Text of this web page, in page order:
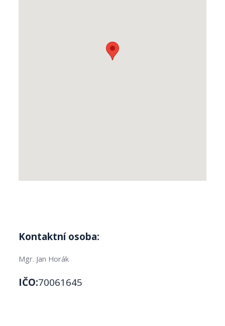
Kontaktní osoba:
Mgr. Jan Horák
IČO:70061645